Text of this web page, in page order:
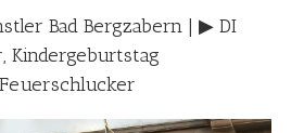
Bad Bergzabern | ▶︎ DI
Kindergeburtstag